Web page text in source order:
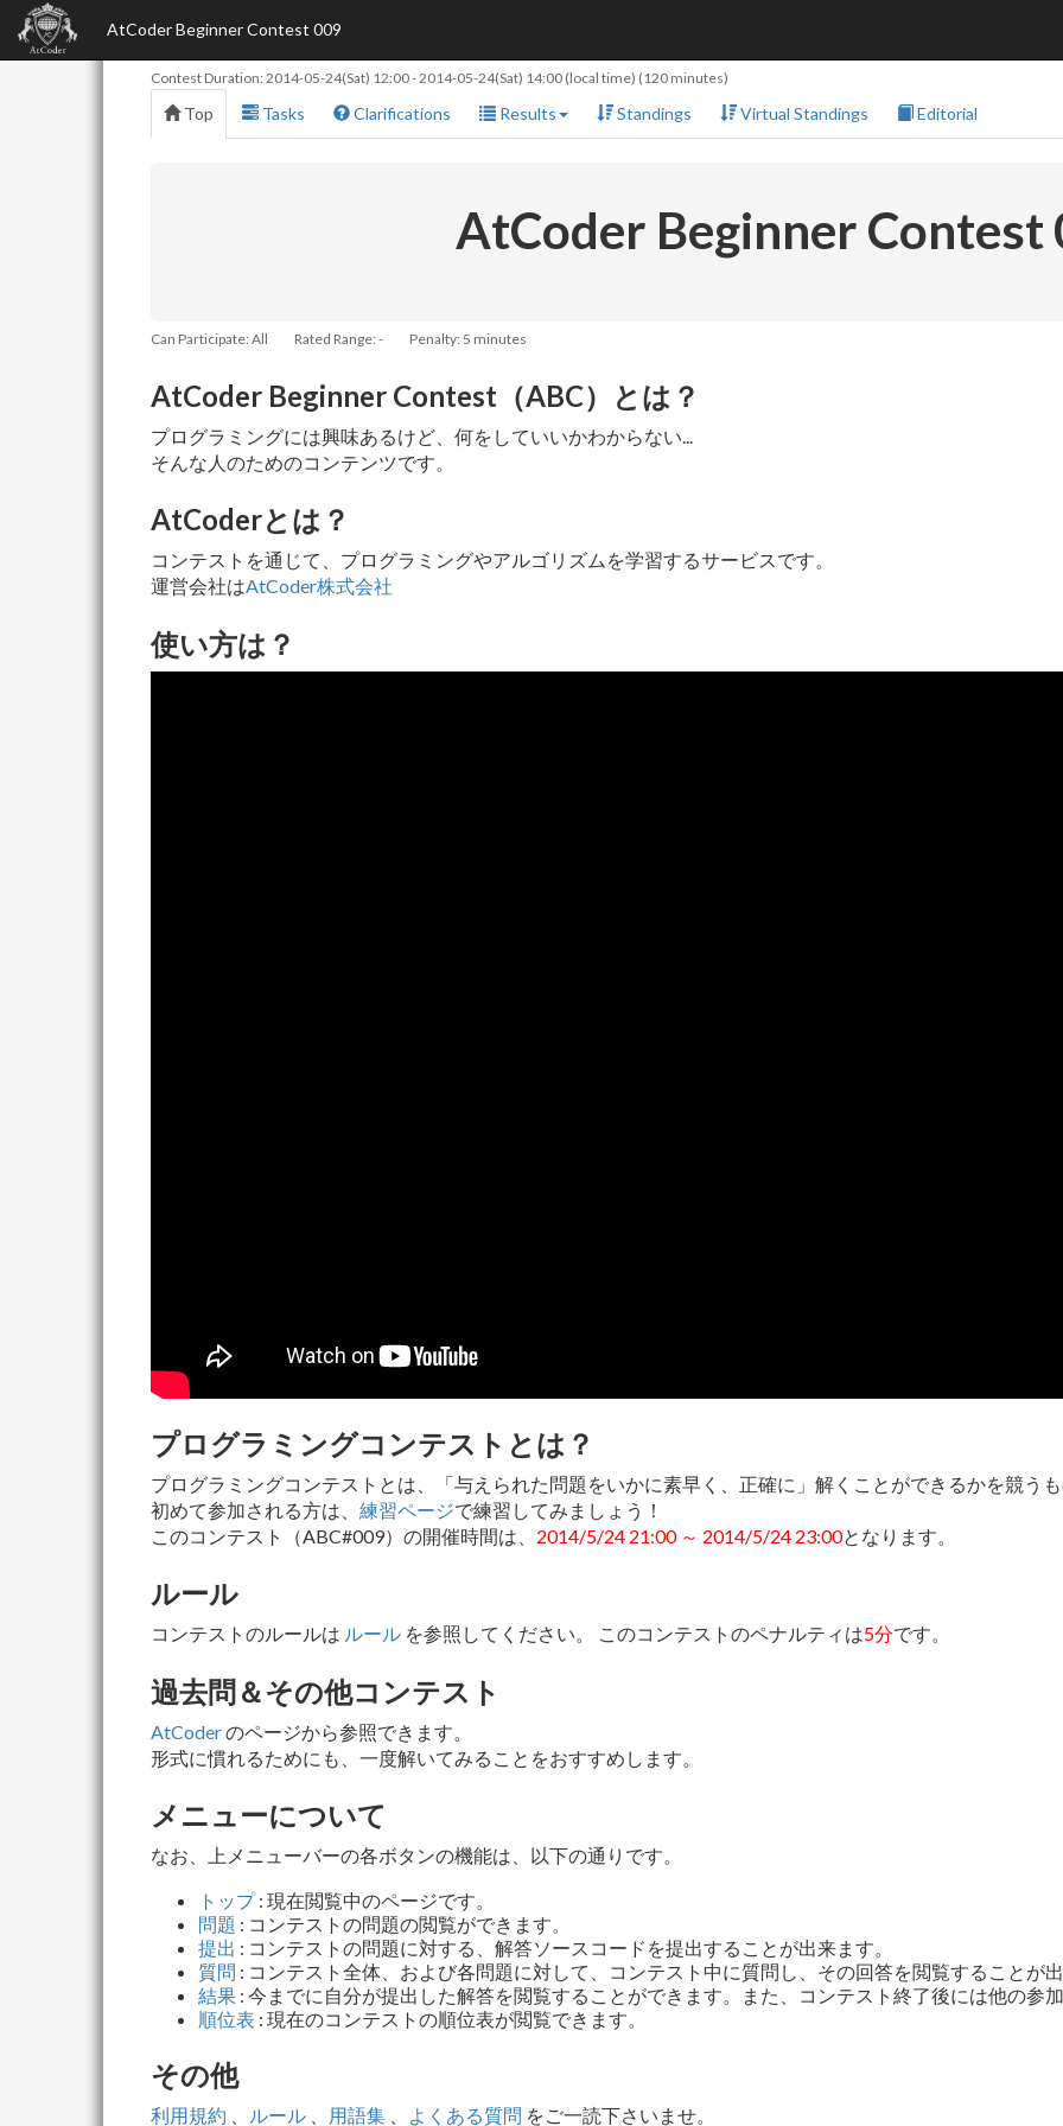
AtCoder Beginner Contest 009
Contest Duration: 2014-05-24(Sat) 12:00-2014-05-24(Sat) 14:00 (local time) (120 minutes)
Top Tasks Clarifications Results Standings Virtual Standings Editorial
AtCoder Beginner Contest
Can Participate: All Rated Range: - Penalty: 5 minutes
AtCoder Beginner Contest（ABC）とは？
プログラミングには興味あるけど、何をしていいかわからない...
そんな人のためのコンテンツです。
AtCoderとは？
コンテストを通じて、プログラミングやアルゴリズムを学習するサービスです。
運営会社はAtCoder株式会社
使い方は？
プログラミングコンテストとは？
プログラミングコンテストとは、「与えられた問題をいかに素早く、正確に」解くことができるかを競う
初めて参加される方は、 練習ページで練習してみましょう！
このコンテスト（ABC#009）の開催時間は、 2014/5/24 21:00 ～ 2014/5/24 23:00となります。
ルール
コンテストのルールは ルール を参照してください。 このコンテストのペナルティは5分です。
過去問＆その他コンテスト
AtCoderのページから参照できます。
形式に慣れるためにも、一度解いてみることをおすすめします。
メニューについて
なお、上メニューバーの各ボタンの機能は、以下の通りです。
トップ: 現在閲覧中のページです。
問題 : コンテストの問題の閲覧ができます。
提出 : コンテストの問題に対する、解答ソースコードを提出することが出来ます。
質問 : コンテスト全体、および各問題に対して、コンテスト中に質問し、その回答を閲覧することが
結果 : 今までに自分が提出した解答を閲覧することができます。また、コンテスト終了後には他の参
順位表 : 現在のコンテストの順位表が閲覧できます。
その他
利用規約 ルール 用語集 よくある質問 をご一読下さいませ。